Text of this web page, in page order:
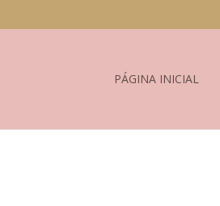
PÁGINA INICIAL